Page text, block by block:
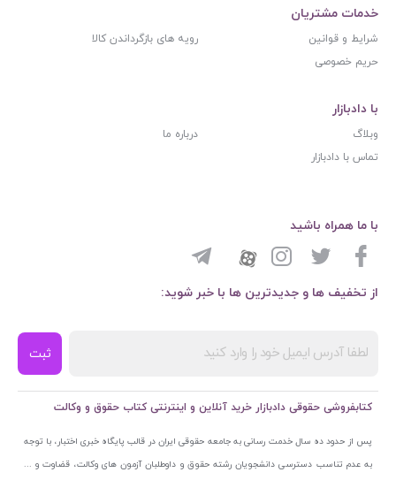
خدمات مشتریان
شرایط و قوانین
رویه های بازگرداندن کالا
حریم خصوصی
با دادبازار
وبلاگ
درباره ما
تماس با دادبازار
از تخفیف ها و جدیدترین ها با خبر شوید:
ثبت
با ما همراه باشید
کتابفروشی حقوقی دادبازار خرید آنلاین و اینترنتی کتاب حقوق و وکالت
پس از حدود ده سال خدمت رسانی به جامعه حقوقی ایران در قالب پایگاه خبری اختبار، با توجه
به عدم تناسب دسترسی دانشجویان رشته حقوق و داوطلبان آزمون های وکالت، قضاوت و ...